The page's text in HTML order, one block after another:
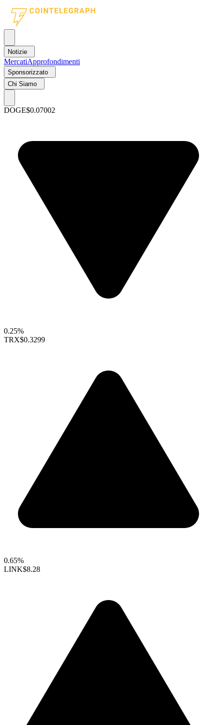
Notizie
MercatiApprofondimenti
Sponsorizzato
Chi Siamo
DOGE$0.07002
0.25%
TRX$0.3299
0.65%
LINK$8.28